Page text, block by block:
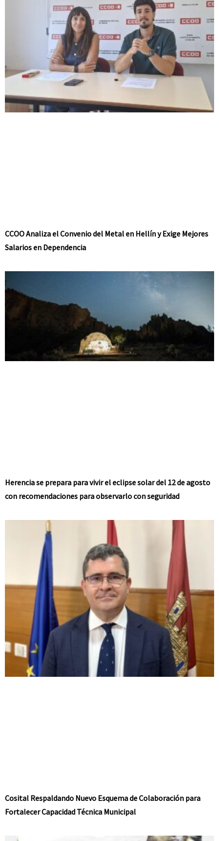
CCOO Analiza el Convenio del Metal en Hellín y Exige Mejores
Salarios en Dependencia
Herencia se prepara para vivir el eclipse solar del 12 de agosto
con recomendaciones para observarlo con seguridad
Cosital Respaldando Nuevo Esquema de Colaboración para
Fortalecer Capacidad Técnica Municipal